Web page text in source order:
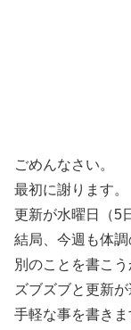
ごめんなさい。
最初に謝ります。
更新が水曜日（5
結局、今週も体調
別のことを書こ
ズブズブと更新が
手軽な事を書きま